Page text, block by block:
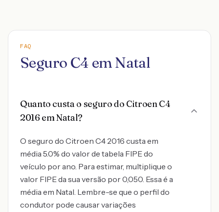
FAQ
Seguro C4 em Natal
Quanto custa o seguro do Citroen C4
2016 em Natal?
O seguro do Citroen C4 2016 custa em
média 5.0% do valor de tabela FIPE do
veículo por ano. Para estimar, multiplique o
valor FIPE da sua versão por 0,050. Essa é a
média em Natal. Lembre-se que o perfil do
condutor pode causar variações